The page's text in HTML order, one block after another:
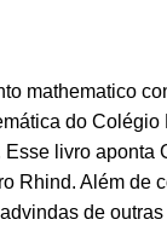
mathematico
do
livro
Além
de